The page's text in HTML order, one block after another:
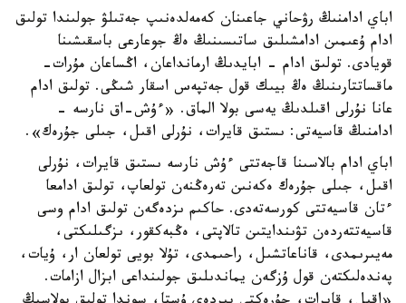
اباي ادامنىڭ رۋحاني جاعىنان كەمەلدەنىپ جەتىلۋ جولىندا تولىق
ادام ۇعىمىن ادامشىلىق ساتىسىنىڭ ەڭ جوعارعى باسقىشىنا
قويادى. تولىق ادام - ابايدىڭ ارمانداعان، اڭساعان مۇرات-
ماقساتتارىنىڭ ەڭ بيىك قول جەتپەس اسقار شىڭى. تولىق ادام
عانا نۇرلى اقىلدىڭ يەسى بولا الماق. «ءۇش-اق نارسە -
ادامنىڭ قاسيەتى: ىستىق قايرات، نۇرلى اقىل، جىلى جۇرەك».
اباي ادام بالاسىنا قاجەتتى ءۇش نارسە ىستىق قايرات، نۇرلى
اقىل، جىلى جۇرەك ەكەنىن تەرەڭنەن تولعاپ، تولىق ادامعا
ءتان قاسيەتتى كورسەتەدى. حاكىم ىزدەگەن تولىق ادام وسى
قاسيەتتەردەن تۋىندايتىن تالاپتى، ەڭبەكقور، ىزگىلىكتى،
مەيىرىمدى، قاناعاتشىل، راحىمدى، تۇلا بويى تولعان ار، ۇيات،
پەندەلىكتەن قول ۇزگەن يماندىلىق جولىنداعى ابزال ازامات.